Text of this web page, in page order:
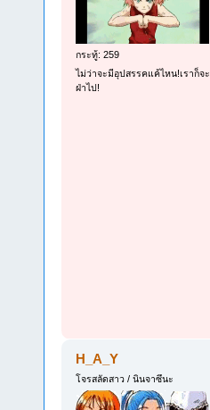
กระทู้: 259
ไม่ว่าจะมีอุปสรรคแค้ไหน!เราก็จะ
ฝ่าไป!
H_A_Y
โจรสลัดสาว / นินจาซึนะ